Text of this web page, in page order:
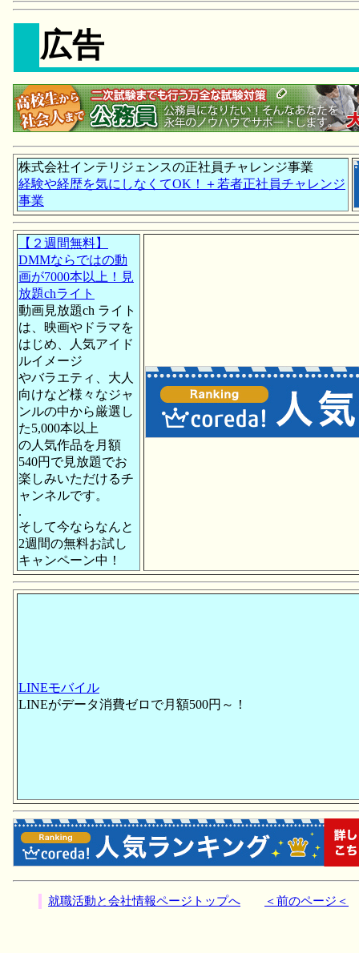
広告
株式会社インテリジェンスの正社員チャレンジ事業
経験や経歴を気にしなくてOK！＋若者正社員チャレンジ
事業
【２週間無料】
DMMならではの動
画が7000本以上！見
放題chライト
動画見放題ch ライト
は、映画やドラマを
はじめ、人気アイド
ルイメージ
やバラエティ、大人
向けなど様々なジャ
ンルの中から厳選し
た5,000本以上
の人気作品を月額
540円で見放題でお
楽しみいただけるチ
ャンネルです。
.
そして今ならなんと
2週間の無料お試し
キャンペーン中！
LINEモバイル
LINEがデータ消費ゼロで月額500円～！
就職活動と会社情報ページトップへ ＜前のページ＜